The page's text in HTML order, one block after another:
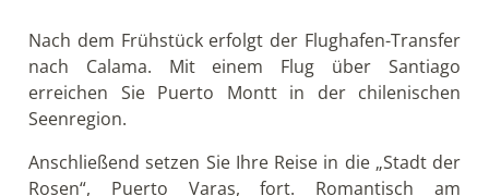
Nach dem Frühstück werden Sie am Hotel abgeholt.
Sie fahren am See Llanquihue entlang nach
Ensenada. Nach ca. einer Stunde erreichen Sie den
ältesten National Parks Chiles, den Vicente Perez
Rosales. Der erste Stopp erfolgt an den berühmten